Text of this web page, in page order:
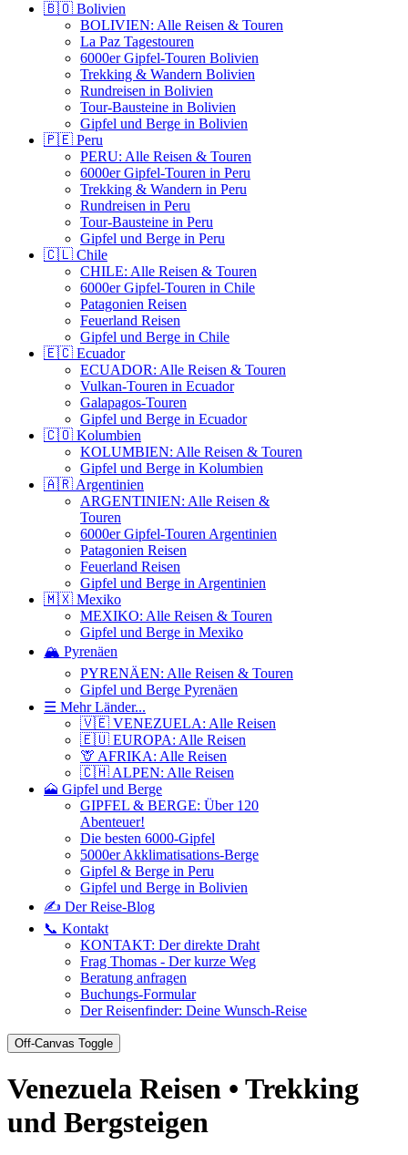
🇧🇴 Bolivien
BOLIVIEN: Alle Reisen & Touren
La Paz Tagestouren
6000er Gipfel-Touren Bolivien
Trekking & Wandern Bolivien
Rundreisen in Bolivien
Tour-Bausteine in Bolivien
Gipfel und Berge in Bolivien
🇵🇪 Peru
PERU: Alle Reisen & Touren
6000er Gipfel-Touren in Peru
Trekking & Wandern in Peru
Rundreisen in Peru
Tour-Bausteine in Peru
Gipfel und Berge in Peru
🇨🇱 Chile
CHILE: Alle Reisen & Touren
6000er Gipfel-Touren in Chile
Patagonien Reisen
Feuerland Reisen
Gipfel und Berge in Chile
🇪🇨 Ecuador
ECUADOR: Alle Reisen & Touren
Vulkan-Touren in Ecuador
Galapagos-Touren
Gipfel und Berge in Ecuador
🇨🇴 Kolumbien
KOLUMBIEN: Alle Reisen & Touren
Gipfel und Berge in Kolumbien
🇦🇷 Argentinien
ARGENTINIEN: Alle Reisen &
Touren
6000er Gipfel-Touren Argentinien
Patagonien Reisen
Feuerland Reisen
Gipfel und Berge in Argentinien
🇲🇽 Mexiko
MEXIKO: Alle Reisen & Touren
Gipfel und Berge in Mexiko
🏔️ Pyrenäen
PYRENÄEN: Alle Reisen & Touren
Gipfel und Berge Pyrenäen
☰ Mehr Länder...
🇻🇪 VENEZUELA: Alle Reisen
🇪🇺 EUROPA: Alle Reisen
🦒 AFRIKA: Alle Reisen
🇨🇭 ALPEN: Alle Reisen
🗻 Gipfel und Berge
GIPFEL & BERGE: Über 120
Abenteuer!
Die besten 6000-Gipfel
5000er Akklimatisations-Berge
Gipfel & Berge in Peru
Gipfel und Berge in Bolivien
✍️ Der Reise-Blog
📞 Kontakt
KONTAKT: Der direkte Draht
Frag Thomas - Der kurze Weg
Beratung anfragen
Buchungs-Formular
Der Reisenfinder: Deine Wunsch-Reise
Off-Canvas Toggle
Venezuela Reisen • Trekking
und Bergsteigen